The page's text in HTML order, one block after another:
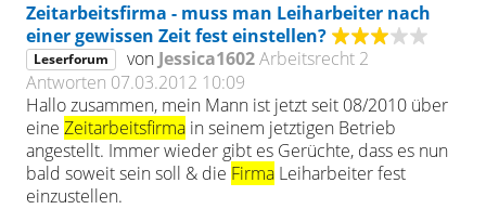
Zeitarbeitsfirma - muss man Leiharbeiter nach
einer gewissen Zeit fest einstellen?
Leserforum von Jessica1602Arbeitsrecht 2
Antworten 07.03.2012 10:09
Hallo zusammen, mein Mann ist jetzt seit 08/2010 über
eineZeitarbeitsfirma in seinem jetztigen Betrieb
angestellt. Immer wieder gibt es Gerüchte, dass es nun
bald soweit sein soll & die Firma Leiharbeiter fest
einzustellen.